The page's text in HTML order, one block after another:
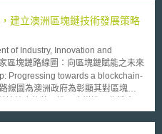
，私人企業得單獨對所處產業中的
常單獨誇大或高估危機的發生可能
組（European Semiconductor
導體產業與成員國所回報之訊息，
分析成有價值的資訊後再分享給各成
（extraordinary board
以合力解決半導體供應鏈之危機。
建立澳洲區塊鏈技術發展策略
of Industry, Innovation and
區塊鏈路線圖：向區塊鏈賦能之未來
Progressing towards a blockchain-
線圖為澳洲政府為彰顯其對區塊鏈
體生產力，因此提出之區塊鏈發展方